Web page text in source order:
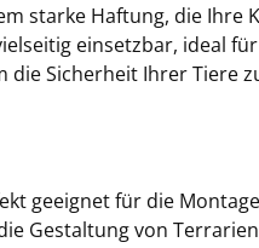
starke Haftung, die Ihre
einsetzbar, ideal
die Sicherheit Ihrer Tiere
geeignet für die
Gestaltung von